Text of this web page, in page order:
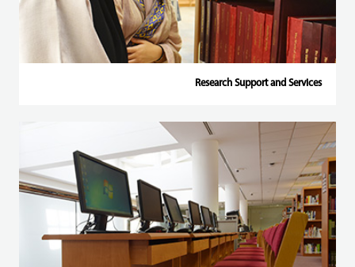
Research Support and Services